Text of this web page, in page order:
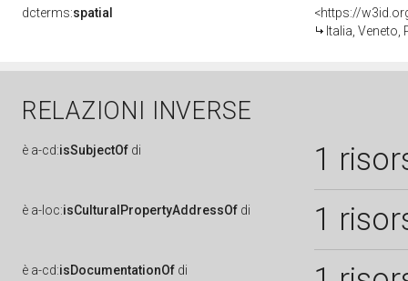
dcterms:spatial
<https://
Italia, Veneto,
RELAZIONI INVERSE
è a-cd:isSubjectOf di 1
è a-loc:isCulturalPropertyAddressOf di 1
è a-cd:isDocumentationOf di